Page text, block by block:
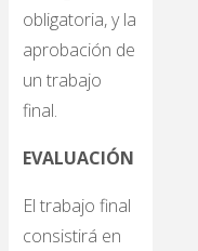
obligatoria, y la
aprobación de
un trabajo
final.
EVALUACIÓN
El trabajo final
consistirá en